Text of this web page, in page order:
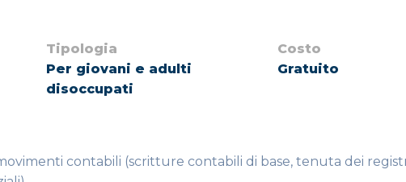
Tipologia
Per giovani e adulti
disoccupati
Costo
Gratuito
contabili (scritture contabili di base, tenuta dei